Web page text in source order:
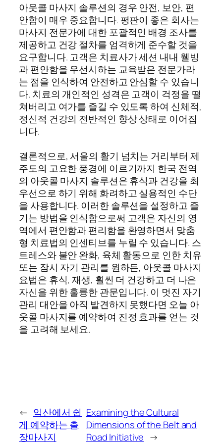
아웃콜 마사지 솔루션의 경우 안전, 보안, 편
안함이 매우 중요합니다. 평판이 좋은 회사는
마사지 전문가에 대한 포괄적인 배경 조사를
제공하고 건강 절차를 엄격하게 준수할 것을
요구합니다. 고객은 치료사가 세션 내내 웰빙
과 편안함을 우선시하는 교육받은 전문가라
는 점을 인식하여 안전하고 안심할 수 있습니
다. 치료의 개인적인 성격은 고객이 걱정을 떨
쳐버리고 여가를 즐길 수 있도록 하여 신체적,
정신적 건강의 전반적인 향상 상태로 이어집
니다.
결론적으로, 서울의 활기 넘치는 거리부터 제
주도의 고요한 풍경에 이르기까지 한국 전역
의 아웃콜 마사지 솔루션은 휴식과 건강을 최
우선으로 하기 위해 화려하고 실용적인 수단
을 사용합니다. 이러한 솔루션을 설정하고 즐
기는 방법을 인식함으로써 고객은 자신의 영
역에서 편안함과 편리함을 환영하면서 맞춤
형 치료법의 인센티브를 누릴 수 있습니다. 스
트레스와 불안 완화, 육체 활동으로 인한 치유
또는 잠시 자기 관리를 원하든, 아웃콜 마사지
요법은 휴식, 재생, 훨씬 더 건강하고 더 나은
자신을 위한 훌륭한 관문입니다. 이 멋진 자기
관리 대안을 아직 발견하지 못했다면 오늘 아
웃콜 마사지를 예약하여 진정 효과를 얻는 것
을 고려해 보세요.
← 익산에서 쉽
게 예약하는 출
장마사지
Examining the Cultural
Dimensions of the Belt and
Road Initiative →